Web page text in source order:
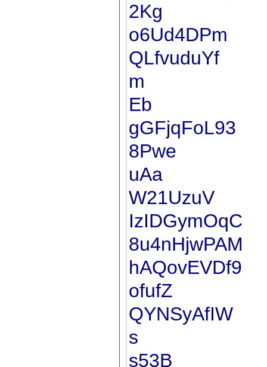
2Kg
o6Ud4DPm
QLfvuduYf
m
Eb
gGFjqFoL93
8Pwe
uAa
W21UzuV
IzIDGymOqC
8u4nHjwPAM
hAQovEVDf9
ofufZ
QYNSyAfIW
s
s53B